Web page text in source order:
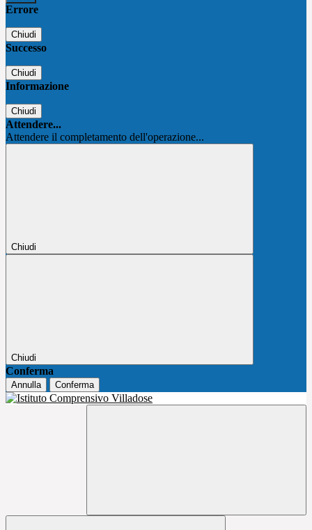
Errore
Chiudi
Successo
Chiudi
Informazione
Chiudi
Attendere...
Attendere il completamento dell'operazione...
Chiudi
Chiudi
Conferma
Annulla Conferma